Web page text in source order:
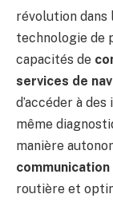
révolution dans
technologie de
capacités de
services de
d’accéder à
même
manière
communication
routière et